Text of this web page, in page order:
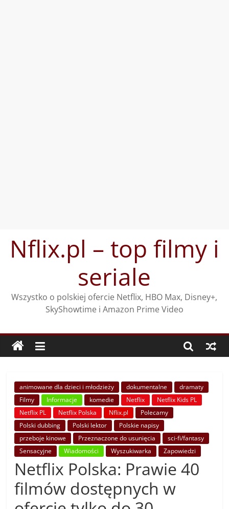
treściNflix.pl – top filmy i
seriale
Wszystko o polskiej ofercie Netflix, HBO Max, Disney+,
SkyShowtime i Amazon Prime Video
animowane dla dzieci i młodzieży dokumentalne
dramaty
Filmy
Informacje komedie Netflix
Netflix Kids PL
Netflix PL
Netflix Polska Nflix.pl
Polecamy
Polski dubbing
Polski lektor
Polskie napisy
przeboje kinowe
Przeznaczone do usunięcia
sci-fi/fantasy
Sensacyjne
Wiadomości Wyszukiwarka Zapowiedzi
Netflix Polska: Prawie 40
filmów dostępnych w